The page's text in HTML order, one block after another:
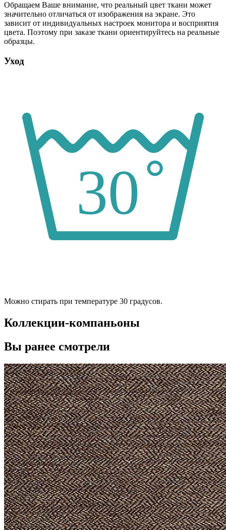
Обращаем Ваше внимание, что реальный цвет ткани может
значительно отличаться от изображения на экране. Это
зависит от индивидуальных настроек монитора и восприятия
цвета. Поэтому при заказе ткани ориентируйтесь на реальные
образцы.
Уход
Можно стирать при температуре 30 градусов.
Коллекции-компаньоны
Вы ранее смотрели